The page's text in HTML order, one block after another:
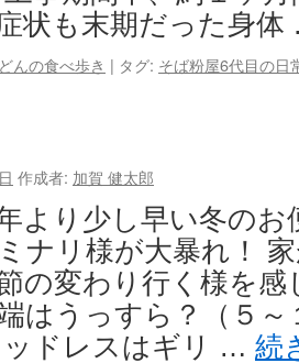
状も末期だった身
んの食べ歩き | タグ: そば粉屋6代目の日
作成者: 加賀 健太郎
より少し早い冬の
ナリ様が大暴れ！
の変わり行く様を感
はうっすら？（５～
ドレスはギリ … 続